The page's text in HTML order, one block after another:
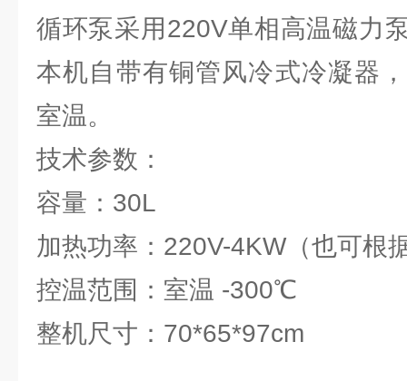
循环泵采用220V单相高温磁力
本机自带有铜管风冷式冷凝器
室温。
技术参数：
容量：30L
加热功率：220V-4KW（也可根
控温范围：室温 -300℃
整机尺寸：70*65*97cm